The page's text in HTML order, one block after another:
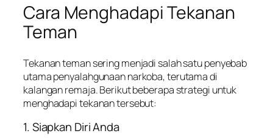
Cara Menghadapi Tekanan
Teman
Tekanan teman sering menjadi salah satu penyebab
utama penyalahgunaan narkoba, terutama di
kalangan remaja. Berikut beberapa strategi untuk
menghadapi tekanan tersebut:
1. Siapkan Diri Anda